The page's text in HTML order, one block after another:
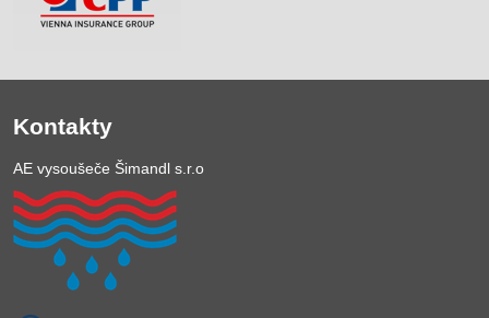
Kontakty
AE vysoušeče Šimandl s.r.o